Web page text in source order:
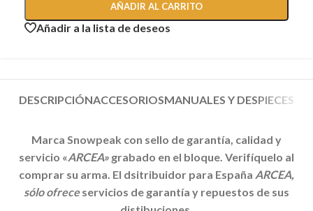
AÑADIR AL CARRITO
Añadir a la lista de deseos
DESCRIPCIÓNACCESORIOSMANUALES Y DESPIECES
Marca Snowpeak con sello de garantía, calidad y
servicio «ARCEA» grabado en el bloque. Verifíquelo al
comprar su arma. El dsitribuidor para España ARCEA,
sólo ofreceservicios de garantía y repuestos de sus